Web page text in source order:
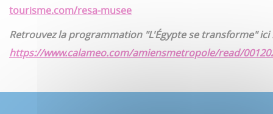
tourisme.com/resa-musee
Retrouvez la programmation"L'Égypte se transforme"ici
https://www.calameo.com/amiensmetropole/read/